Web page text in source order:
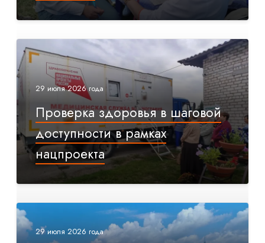
29 июля 2026 года
Проверка здоровья в шаговой
доступности в рамках
нацпроекта
29 июля 2026 года